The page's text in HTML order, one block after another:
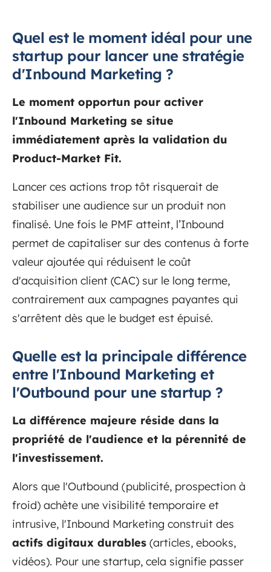
Quel est le moment idéal pour une
startup pour lancer une stratégie
d'Inbound Marketing ?
Le moment opportun pour activer
l'Inbound Marketing se situe
immédiatement après la validation du
Product-Market Fit.
Lancer ces actions trop tôt risquerait de
stabiliser une audience sur un produit non
finalisé. Une fois le PMF atteint, l’Inbound
permet de capitaliser sur des contenus à forte
valeur ajoutée qui réduisent le coût
d'acquisition client (CAC) sur le long terme,
contrairement aux campagnes payantes qui
s'arrêtent dès que le budget est épuisé.
Quelle est la principale différence
entre l'Inbound Marketing et
l'Outbound pour une startup ?
La différence majeure réside dans la
propriété de l'audience et la pérennité de
l'investissement.
Alors que l'Outbound (publicité, prospection à
froid) achète une visibilité temporaire et
intrusive, l'Inbound Marketing construit des
actifs digitaux durables (articles, ebooks,
vidéos). Pour une startup, cela signifie passer